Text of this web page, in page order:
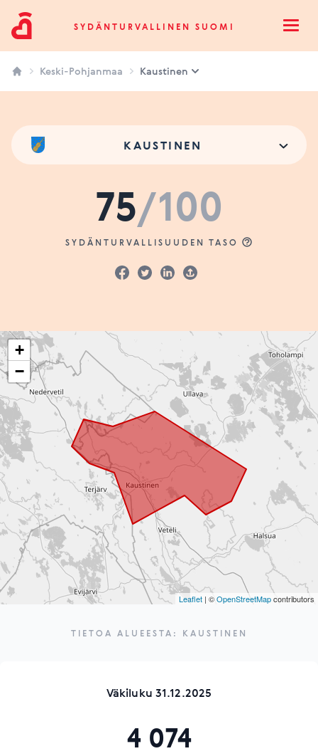
Sydänturvallinen SuomiSYDÄNTURVALLINEN SUOMI
Keski-Pohjanmaa Kaustinen
KAUSTINEN
75/100
SYDÄNTURVALLISUUDEN TASO
+
−
Leaflet | ©OpenStreetMapcontributors
TIETOA ALUEESTA: KAUSTINEN
Väkiluku 31.12.2025
4 074